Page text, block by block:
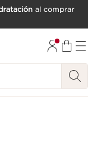
al comprar